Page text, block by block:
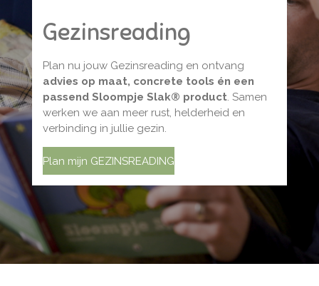
Gezinsreading
Plan nu jouw Gezinsreading en ontvang
advies op maat, concrete tools én een
passend Sloompje Slak® product. Samen
werken we aan meer rust, helderheid en
verbinding in jullie gezin.
Plan mijn GEZINSREADING